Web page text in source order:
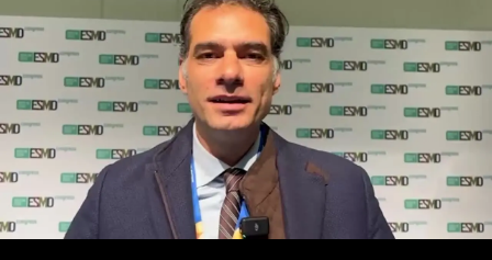
SULCIS IGLESIENTE
MEDIO CAMPIDANO
ORISTANO E PROVINCIA
SASSARI E PROVINCIA
GALLURA
NUORO E PROVINCIA
OGLIASTRA